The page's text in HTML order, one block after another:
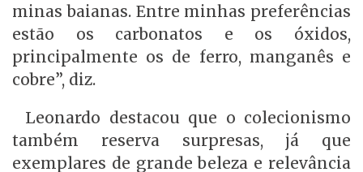
minas baianas. Entre minhas preferências
estão os carbonatos e os óxidos,
principalmente os de ferro, manganês e
cobre”, diz.
Leonardo destacou que o colecionismo
também reserva surpresas, já que
exemplares de grande beleza e relevância